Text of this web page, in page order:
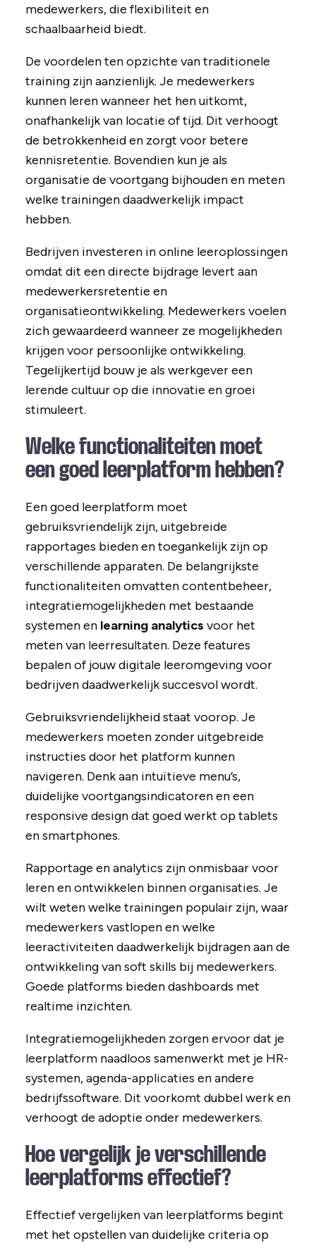
medewerkers, die flexibiliteit en
schaalbaarheid biedt.
De voordelen ten opzichte van traditionele
training zijn aanzienlijk. Je medewerkers
kunnen leren wanneer het hen uitkomt,
onafhankelijk van locatie of tijd. Dit verhoogt
de betrokkenheid en zorgt voor betere
kennisretentie. Bovendien kun je als
organisatie de voortgang bijhouden en meten
welke trainingen daadwerkelijk impact
hebben.
Bedrijven investeren in online leeroplossingen
omdat dit een directe bijdrage levert aan
medewerkersretentie en
organisatieontwikkeling. Medewerkers voelen
zich gewaardeerd wanneer ze mogelijkheden
krijgen voor persoonlijke ontwikkeling.
Tegelijkertijd bouw je als werkgever een
lerende cultuur op die innovatie en groei
stimuleert.
Welke functionaliteiten moet
een goed leerplatform hebben?
Een goed leerplatform moet
gebruiksvriendelijk zijn, uitgebreide
rapportages bieden en toegankelijk zijn op
verschillende apparaten. De belangrijkste
functionaliteiten omvatten contentbeheer,
integratiemogelijkheden met bestaande
systemen en learning analytics voor het
meten van leerresultaten. Deze features
bepalen of jouw digitale leeromgeving voor
bedrijven daadwerkelijk succesvol wordt.
Gebruiksvriendelijkheid staat voorop. Je
medewerkers moeten zonder uitgebreide
instructies door het platform kunnen
navigeren. Denk aan intuïtieve menu’s,
duidelijke voortgangsindicatoren en een
responsive design dat goed werkt op tablets
en smartphones.
Rapportage en analytics zijn onmisbaar voor
leren en ontwikkelen binnen organisaties. Je
wilt weten welke trainingen populair zijn, waar
medewerkers vastlopen en welke
leeractiviteiten daadwerkelijk bijdragen aan de
ontwikkeling van soft skills bij medewerkers.
Goede platforms bieden dashboards met
realtime inzichten.
Integratiemogelijkheden zorgen ervoor dat je
leerplatform naadloos samenwerkt met je HR-
systemen, agenda-applicaties en andere
bedrijfssoftware. Dit voorkomt dubbel werk en
verhoogt de adoptie onder medewerkers.
Hoe vergelijk je verschillende
leerplatforms effectief?
Effectief vergelijken van leerplatforms begint
met het opstellen van duidelijke criteria op